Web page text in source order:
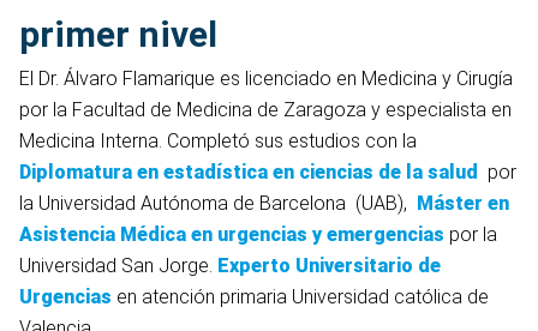
primer nivel
El Dr. Álvaro Flamarique es licenciado en Medicina y Cirugía
por la Facultad de Medicina de Zaragoza y especialista en
Medicina Interna. Completó sus estudios con la
Diplomatura en estadística en ciencias de la salud
por
la Universidad Autónoma de Barcelona (UAB),
Máster en
Asistencia Médica en urgencias y emergencias por la
Universidad San Jorge. Experto Universitario de
Urgencias en atención primaria Universidad católica de